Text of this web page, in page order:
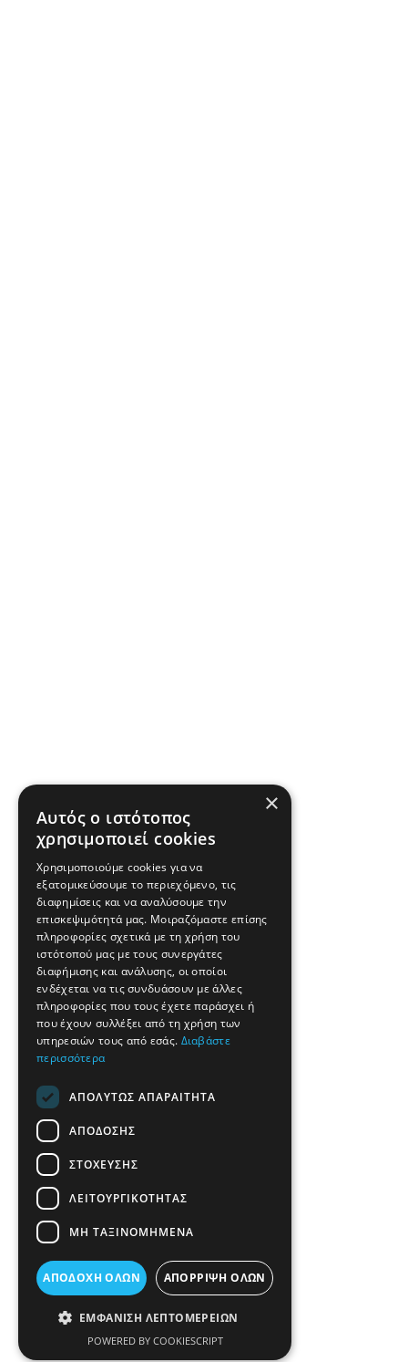
×
Αυτός ο ιστότοπος
χρησιμοποιεί cookies
Χρησιμοποιούμε cookies για να
εξατομικεύσουμε το περιεχόμενο, τις
διαφημίσεις και να αναλύσουμε την
επισκεψιμότητά μας. Μοιραζόμαστε επίσης
πληροφορίες σχετικά με τη χρήση του
ιστότοπού μας με τους συνεργάτες
διαφήμισης και ανάλυσης, οι οποίοι
ενδέχεται να τις συνδυάσουν με άλλες
πληροφορίες που τους έχετε παράσχει ή
που έχουν συλλέξει από τη χρήση των
υπηρεσιών τους από εσάς. Διαβάστε
περισσότερα
ΑΠΟΛΎΤΩΣ ΑΠΑΡΑΊΤΗΤΑ
ΑΠΌΔΟΣΗΣ
ΣΤΌΧΕΥΣΗΣ
ΛΕΙΤΟΥΡΓΙΚΌΤΗΤΑΣ
ΜΗ ΤΑΞΙΝΟΜΗΜΈΝΑ
ΑΠΟΔΟΧΉ ΌΛΩΝ ΑΠΌΡΡΙΨΗ ΌΛΩΝ
ΕΜΦΆΝΙΣΗ ΛΕΠΤΟΜΕΡΕΙΏΝ
POWERED BY COOKIESCRIPT